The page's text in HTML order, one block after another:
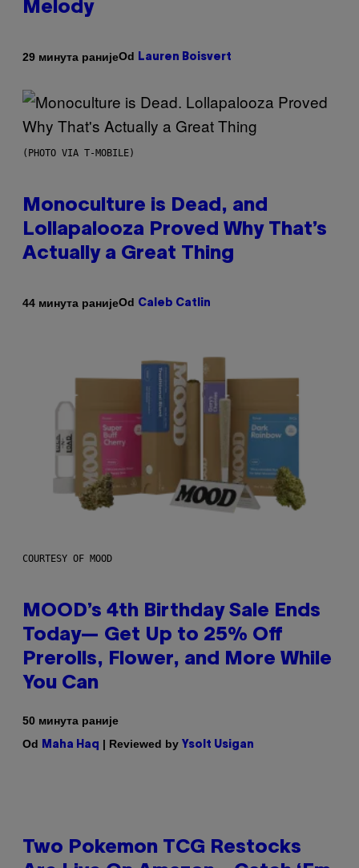
Melody
29 минута ранијеOd Lauren Boisvert
(PHOTO VIA T-MOBILE)
Monoculture is Dead, and
Lollapalooza Proved Why That’s
Actually a Great Thing
44 минута ранијеOd Caleb Catlin
COURTESY OF MOOD
MOOD’s 4th Birthday Sale Ends
Today— Get Up to 25% Off
Prerolls, Flower, and More While
You Can
50 минута раније
Od
Maha Haq | Reviewed by Ysolt Usigan
Two Pokemon TCG Restocks